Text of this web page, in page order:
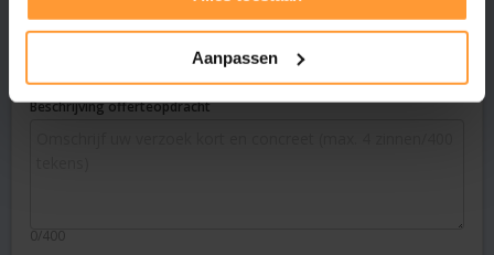
Aanpassen
Plaats
Beschrijving offerteopdracht
0/400